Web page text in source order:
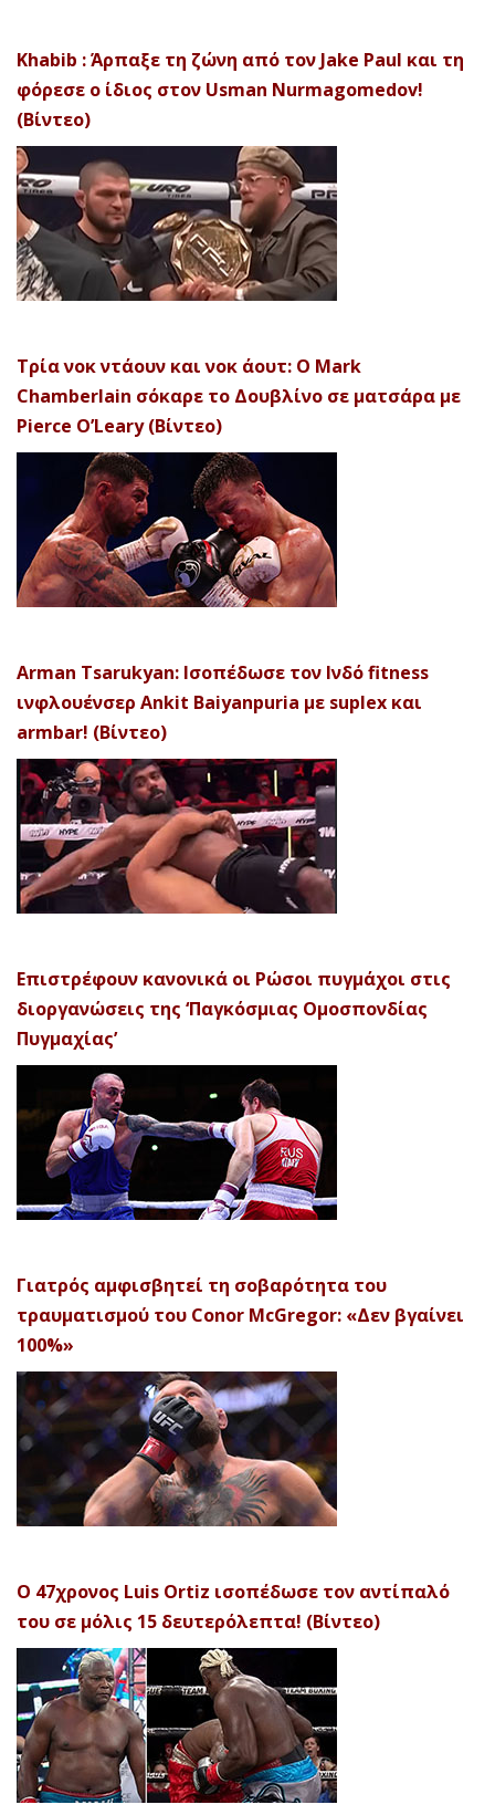
Khabib : Άρπαξε τη ζώνη από τον Jake Paul και τη
φόρεσε ο ίδιος στον Usman Nurmagomedov!
(Βίντεο)
Τρία νοκ ντάουν και νοκ άουτ: Ο Mark
Chamberlain σόκαρε το Δουβλίνο σε ματσάρα με
Pierce O’Leary (Βίντεο)
Arman Tsarukyan: Ισοπέδωσε τον Ινδό fitness
ινφλουένσερ Ankit Baiyanpuria με suplex και
armbar! (Βίντεο)
Επιστρέφουν κανονικά οι Ρώσοι πυγμάχοι στις
διοργανώσεις της ‘Παγκόσμιας Ομοσπονδίας
Πυγμαχίας’
Γιατρός αμφισβητεί τη σοβαρότητα του
τραυματισμού του Conor McGregor: «Δεν βγαίνει
100%»
Ο 47χρονος Luis Ortiz ισοπέδωσε τον αντίπαλό
του σε μόλις 15 δευτερόλεπτα! (Βίντεο)